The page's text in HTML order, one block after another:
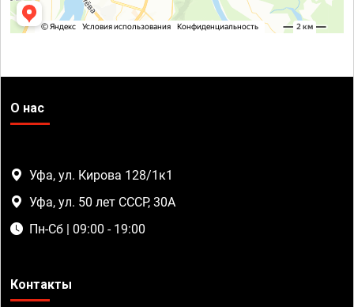
О нас
Уфа, ул. Кирова 128/1к1
Уфа, ул. 50 лет СССР, 30А
Пн-Сб | 09:00 - 19:00
Контакты